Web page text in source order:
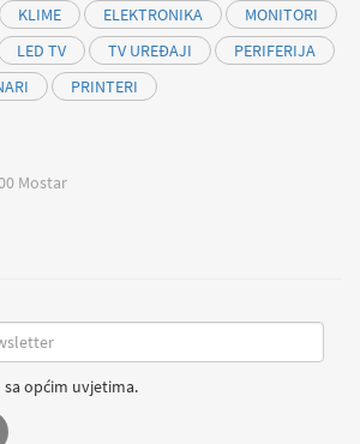
KLIME ELEKTRONIKA
MONITORI
LED TV TV UREĐAJI
PERIFERIJA
PRINTERI
Mostar
sa općim uvjetima.